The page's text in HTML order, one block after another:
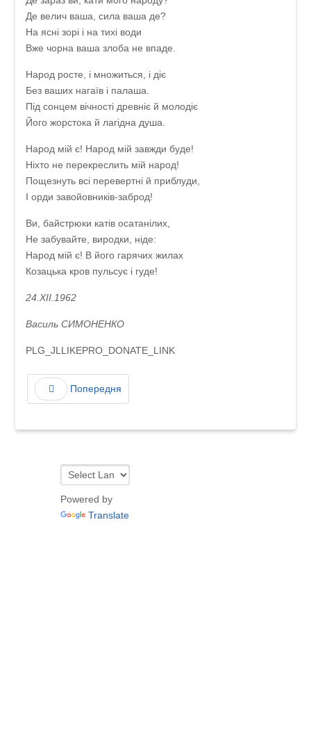
Де велич ваша, сила ваша де?
На ясні зорі і на тихі води
Вже чорна ваша злоба не впаде.
Народ росте, і множиться, і діє
Без ваших нагаїв і палаша.
Під сонцем вічності древніє й молодіє
Його жорстока й лагідна душа.
Народ мій є! Народ мій завжди буде!
Ніхто не перекреслить мій народ!
Пощезнуть всі перевертні й приблуди,
І орди завойовників-заброд!
Ви, байстрюки катів осатанілих,
Не забувайте, виродки, ніде:
Народ мій є! В його гарячих жилах
Козацька кров пульсує і гуде!
24.XII.1962
Василь СИМОНЕНКО
PLG_JLLIKEPRO_DONATE_LINK
Попередня
Powered by
Translate